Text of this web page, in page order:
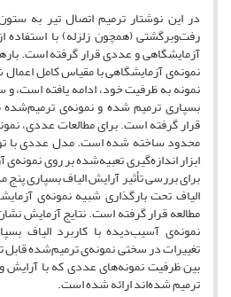
در این نوشتار ترمیم اتصال تیر به
رفت‌وبرگشتی (همچون زلزله) با استفاده
آزمایشگاهی و عددی قرار گرفته است.
نمونه‌ی آزمایشگاهی با مقیاس کامل
نمونه به ظرفیت خود، ادامه یافته است، و
بسپاری ترمیم شده و نمونه‌ی ترمیم‌شده
قرار گرفته است. برای مطالعات عددی،
محدود ساخته شده است. مدل عددی با
ابزار اندازه‌گیری تعبیه‌شده بر روی
برای بررسی تأثیر آرایش الیاف بسپاری
الیاف تحت بارگذاری شبیه نمونه‌ی
مطالعه قرار گرفته است. نتایج آزمایش
نمونه‌ی آسیب‌دیده با کاربرد الیاف
تغییرات در سختی نمونه‌ی ترمیم‌شده
بین ظرفیت نمونه‌های عددی که با آرایش
ترمیم شده‌اند ارائه شده است.